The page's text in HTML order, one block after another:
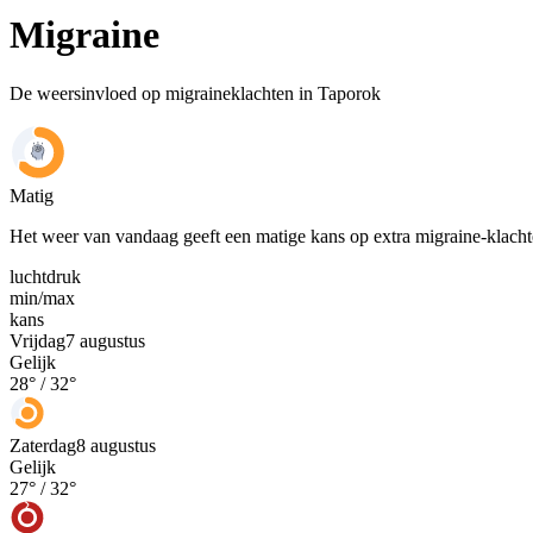
Migraine
De weersinvloed op migraineklachten in Taporok
Matig
Het weer van vandaag geeft een matige kans op extra migraine-
luchtdruk
min/max
kans
Vrijdag7 augustus
Gelijk
28° /32°
Zaterdag8 augustus
Gelijk
27° /32°